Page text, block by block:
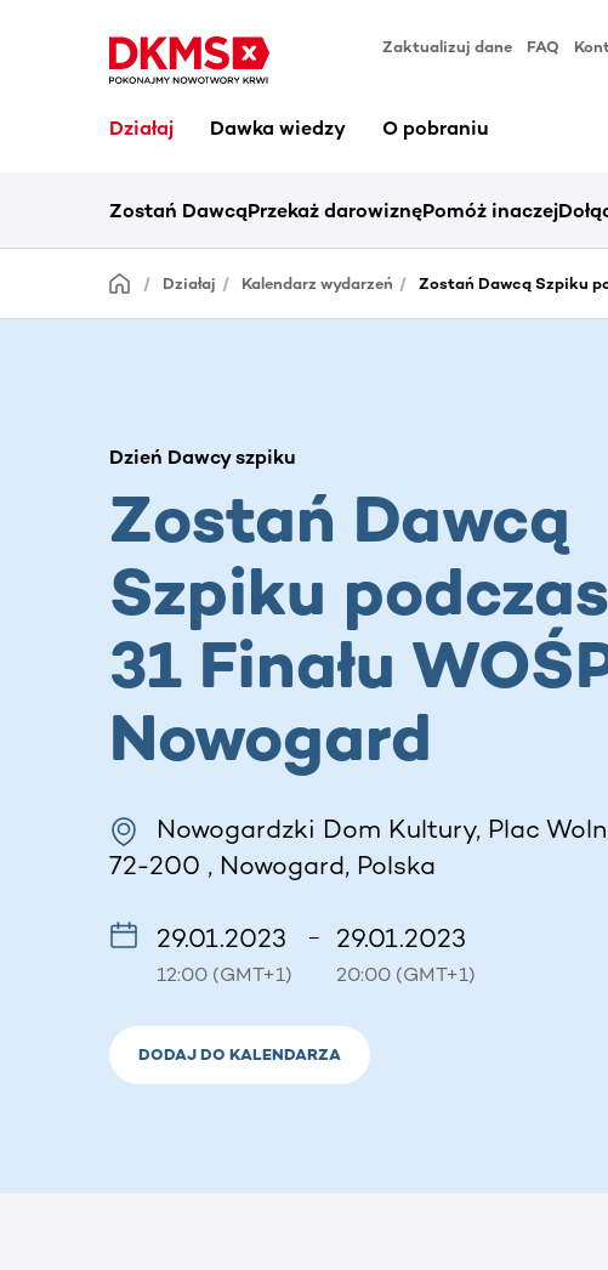
Zaktualizuj dane FAQ
Działaj Dawka wiedzy O pobraniu
Zostań DawcąPrzekaż darowiznęPomóż inaczej
Działaj Kalendarz wydarzeń Zostań Dawcą Szpiku
Dzień Dawcy szpiku
Zostań Dawcą
Szpiku podczas
31 Finału
Nowogard
Nowogardzki Dom Kultury, Plac
72-200 , Nowogard, Polska
29.01.2023
12:00 (GMT+1)
– 29.01.2023
20:00 (GMT+1)
DODAJ DO KALENDARZA